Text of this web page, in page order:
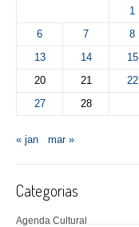
1
6
7 8
13
14 15
20
21 22
27
28
« jan mar »
Categorias
Agenda Cultural